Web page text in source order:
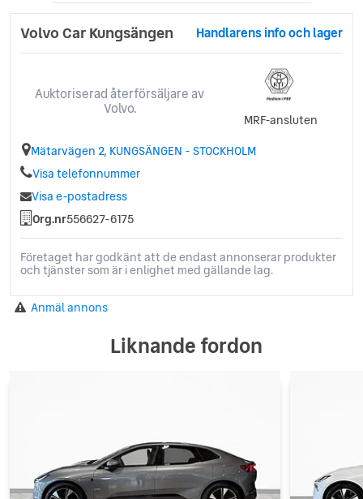
15.4' Centerdisplay
10.2' Förardisplay
Fällbart baksäte 60/40del
6-vägs eljuster pass.stol
Volvo Car Kungsängen Handlarens info och lager
Auktoriserad återförsäljare av
Volvo.
MRF-ansluten
Mätarvägen 2, KUNGSÄNGEN - STOCKHOLM
Visa telefonnummer
Visa e-postadress
Org.nr556627-6175
Företaget har godkänt att de endast annonserar produkter
och tjänster som är i enlighet med gällande lag.
Anmäl annons
Liknande fordon